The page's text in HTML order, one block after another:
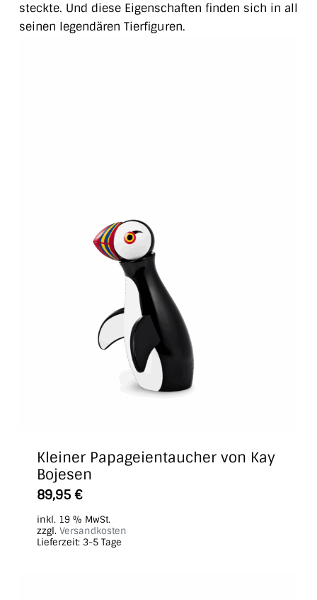
steckte. Und diese Eigenschaften finden sich in all
seinen legendären Tierfiguren.
Kleiner Papageientaucher von Kay
Bojesen
89,95 €
inkl. 19 % MwSt.
zzgl. Versandkosten
Lieferzeit: 3-5 Tage